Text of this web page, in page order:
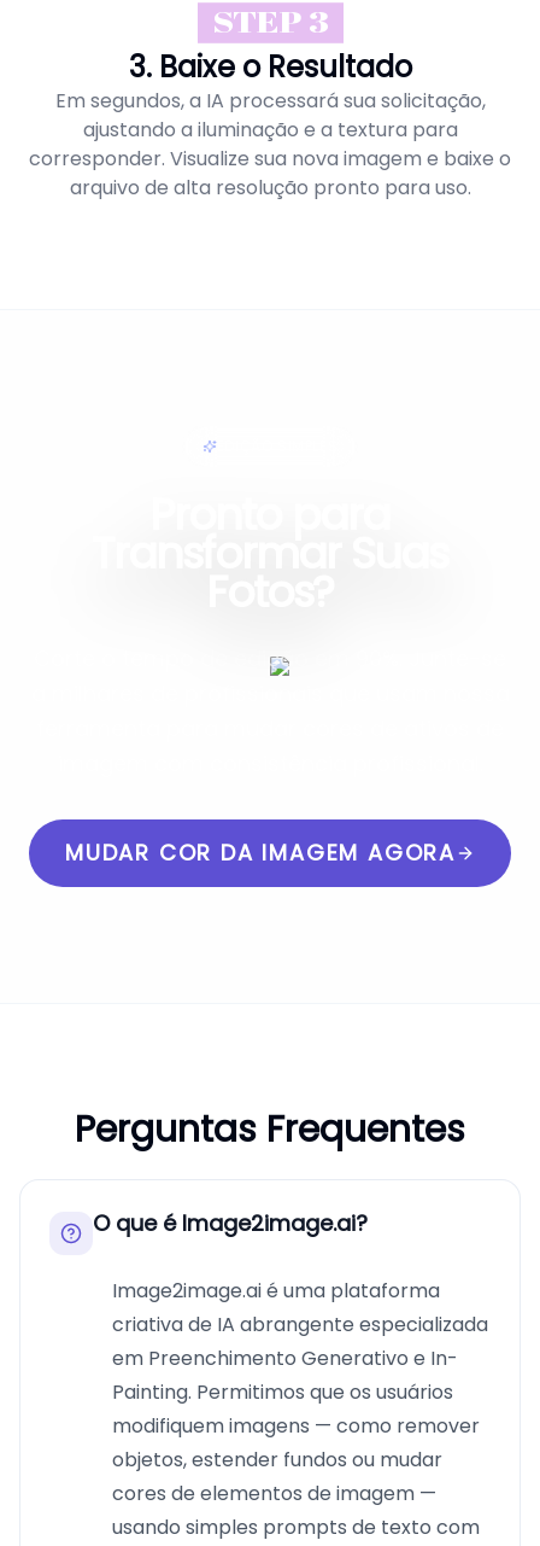
STEP 3
3. Baixe o Resultado
Em segundos, a IA processará sua solicitação,
ajustando a iluminação e a textura para
corresponder. Visualize sua nova imagem e baixe o
arquivo de alta resolução pronto para uso.
EDIÇÃO SIMPLES
Corte o tempo de edição em 90%. Junte-se
MUDAR COR DA IMAGEM AGORA
Perguntas Frequentes
O que é Image2image.ai?
Image2image.ai é uma plataforma
criativa de IA abrangente especializada
em Preenchimento Generativo e In-
Painting. Permitimos que os usuários
modifiquem imagens — como remover
objetos, estender fundos ou mudar
cores de elementos de imagem —
usando simples prompts de texto com